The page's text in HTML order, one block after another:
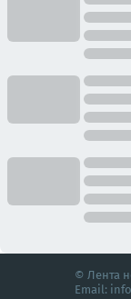
© Лента
Email: